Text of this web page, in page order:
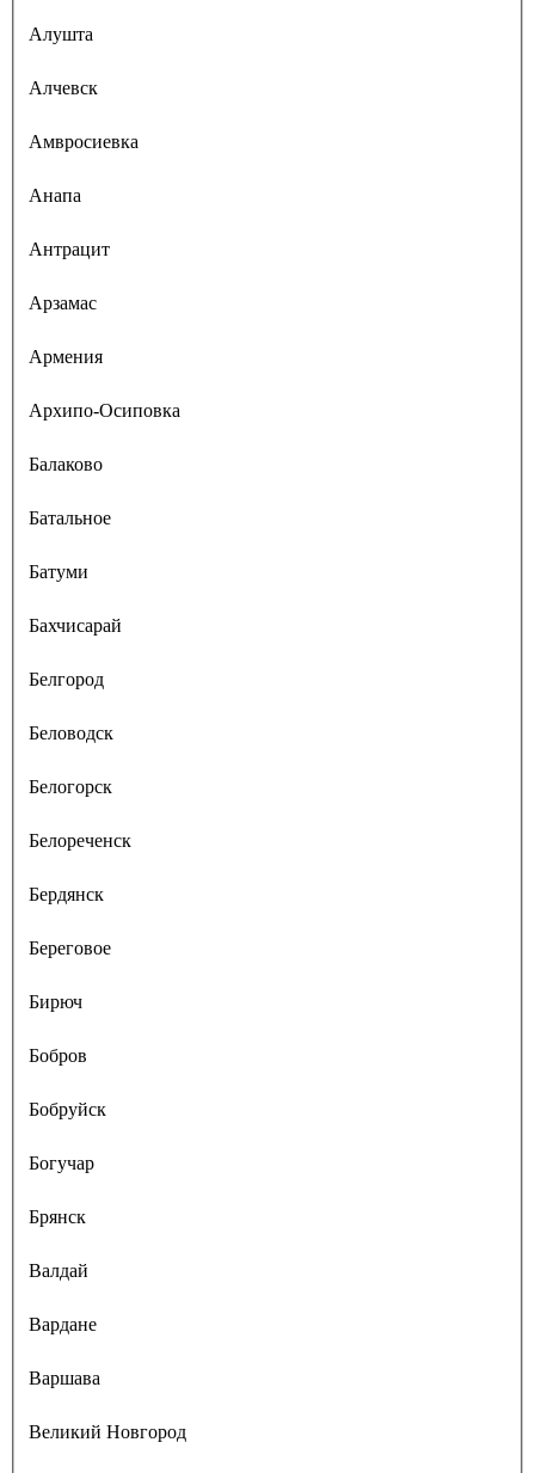
Алушта
Алчевск
Амвросиевка
Анапа
Антрацит
Арзамас
Армения
Архипо-Осиповка
Балаково
Батальное
Батуми
Бахчисарай
Белгород
Беловодск
Белогорск
Белореченск
Бердянск
Береговое
Бирюч
Бобров
Бобруйск
Богучар
Брянск
Валдай
Вардане
Варшава
Великий Новгород